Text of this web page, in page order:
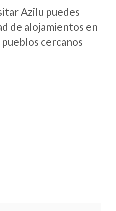
Azilu puedes
de alojamientos en
cercanos